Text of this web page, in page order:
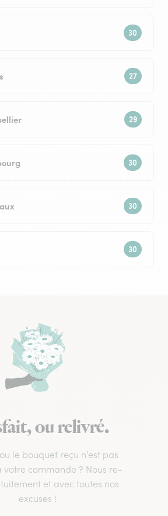
ou relivré.
le bouquet reçu n’est pas
votre commande ? Nous re-
et avec toutes nos
excuses !